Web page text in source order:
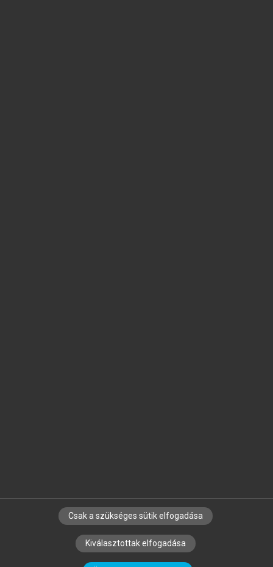
SZERZŐKNEK CÉGEKNEK KÖNYVTÁROSOKNAK
SZERKESZTÉSI ÉS LEKTORÁLÁSI ALAPELVEK
Csak a szükséges sütik elfogadása
Kiválasztottak elfogadása